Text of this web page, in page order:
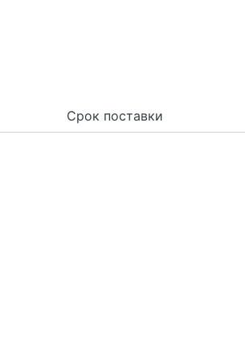
Срок поставки